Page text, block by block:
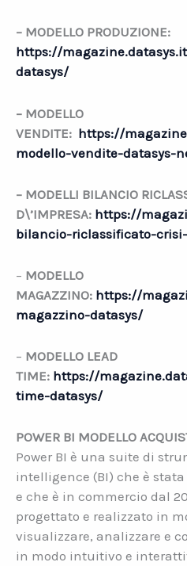
– MODELLO PRODUZIONE:
https://
datasys/
– MODELLO
VENDITE: https://
modello-vendite-datasys-
– MODELLI BILANCIO
D\’IMPRESA: https://
bilancio-riclassificato-
– MODELLO
MAGAZZINO: https://
magazzino-datasys/
– MODELLO LEAD
TIME: https://
time-datasys/
POWER BI MODELLO
Power BI è una suite di
intelligence (BI) che è
e che è in commercio dal
progettato e realizzato in
visualizzare, analizzare e
in modo intuitivo e